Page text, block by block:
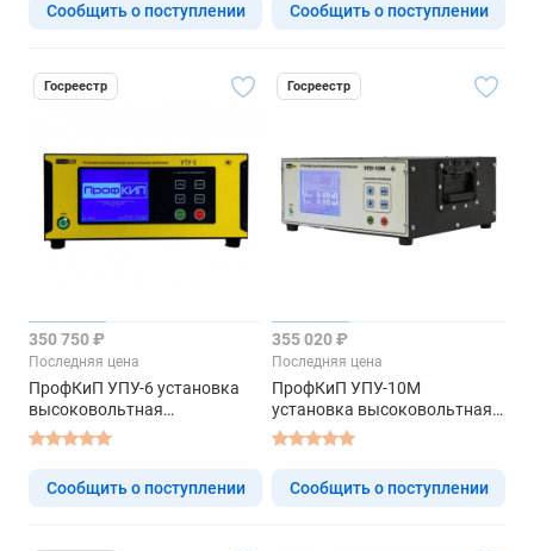
Сообщить о поступлении Сообщить о поступлении
Госреестр
350 750 ₽
Последняя цена
ПрофКиП УПУ-6 установка
высоковольтная
испытательная пробойная
Сообщить о поступлении
Госреестр
355 020 ₽
Последняя цена
ПрофКиП УПУ-10М
установка высоковольтная
испытательная пробойная
Сообщить о поступлении